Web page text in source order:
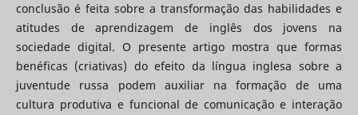
conclusão é feita sobre a transformação das habilidades e
atitudes de aprendizagem de inglês dos jovens na
sociedade digital. O presente artigo mostra que formas
benéficas (criativas) do efeito da língua inglesa sobre a
juventude russa podem auxiliar na formação de uma
cultura produtiva e funcional de comunicação e interação